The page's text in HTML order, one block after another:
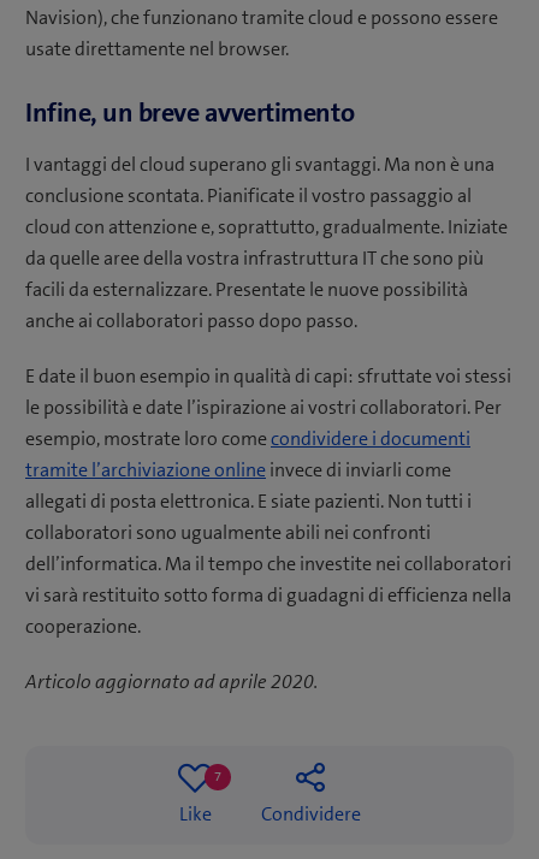
Navision), che funzionano tramite cloud e possono essere
usate direttamente nel browser.
Infine, un breve avvertimento
I vantaggi del cloud superano gli svantaggi. Ma non è una
conclusione scontata. Pianificate il vostro passaggio al
cloud con attenzione e, soprattutto, gradualmente. Iniziate
da quelle aree della vostra infrastruttura IT che sono più
facili da esternalizzare. Presentate le nuove possibilità
anche ai collaboratori passo dopo passo.
E date il buon esempio in qualità di capi: sfruttate voi stessi
le possibilità e date l’ispirazione ai vostri collaboratori. Per
esempio, mostrate loro comecondividere i documenti
tramite l’archiviazione onlineinvece di inviarli come
allegati di posta elettronica. E siate pazienti. Non tutti i
collaboratori sono ugualmente abili nei confronti
dell’informatica. Ma il tempo che investite nei collaboratori
vi sarà restituito sotto forma di guadagni di efficienza nella
cooperazione.
Articolo aggiornato ad aprile 2020.
Like
7
7
Condividere